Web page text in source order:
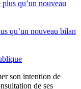
qu’un nouveau bilan
son intention de
de ses